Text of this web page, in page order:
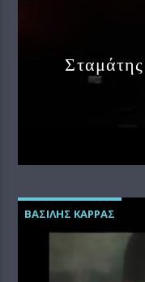
ΒΑΣΙΛΗΣ ΚΑΡΡΑΣ